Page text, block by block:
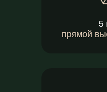
5
прямой